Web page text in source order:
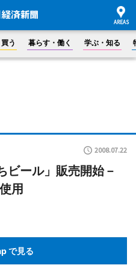
買う 暮らす・働く 学ぶ・知る
2008.07.22
ビール」販売開始－
用
で見る